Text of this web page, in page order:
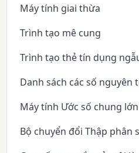
Máy tính giai thừa
Trình tạo mê cung
Trình tạo thẻ tín dụng
Danh sách các số nguyên
Máy tính Ước số chung
Bộ chuyển đổi Thập phân